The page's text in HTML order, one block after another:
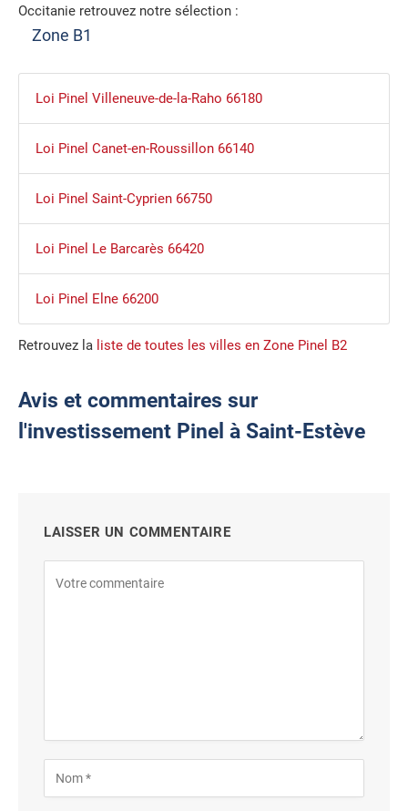
Occitanie retrouvez notre sélection :
Zone B1
Loi Pinel Villeneuve-de-la-Raho 66180
Loi Pinel Canet-en-Roussillon 66140
Loi Pinel Saint-Cyprien 66750
Loi Pinel Le Barcarès 66420
Loi Pinel Elne 66200
Retrouvez la liste de toutes les villes en Zone Pinel B2
Avis et commentaires sur
l'investissement Pinel à Saint-Estève
LAISSER UN COMMENTAIRE